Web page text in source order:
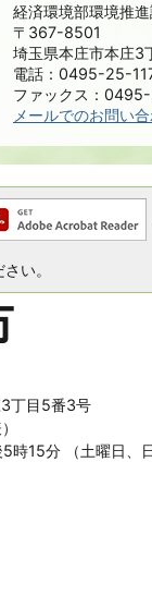
経済環境部環境推
〒367-8501
埼玉県本庄市本庄3
電話：0495-25-
ファックス：
メールでのお問い
さい。
丁目5番3号
時15分
（土曜日、